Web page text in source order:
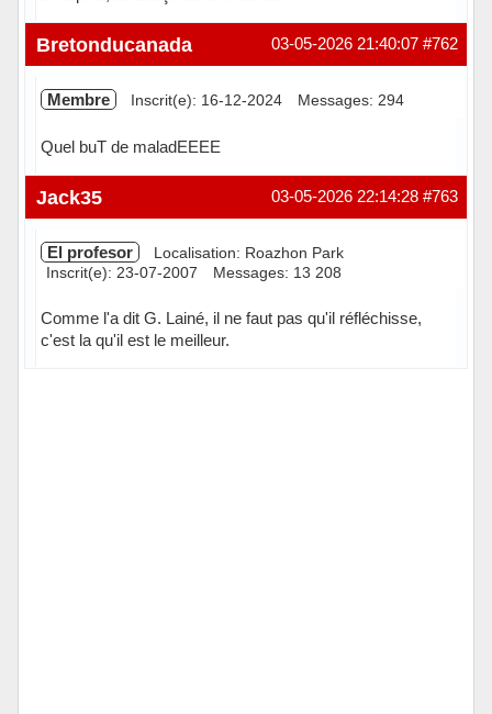
Hors ligne #762
03-05-2026 21:40:07
Bretonducanada
Membre Inscrit(e): 16-12-2024 Messages: 294
Quel buT de maladEEEE
Hors ligne #763
03-05-2026 22:14:28
Jack35
El profesor
Localisation: Roazhon Park
Inscrit(e): 23-07-2007
Messages: 13 208
Comme l'a dit G. Lainé, il ne faut pas qu'il réfléchisse,
c'est la qu'il est le meilleur.